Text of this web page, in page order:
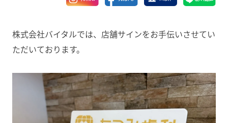
株式会社バイタルでは、店舗サインをお手伝いさせてい
ただいております。